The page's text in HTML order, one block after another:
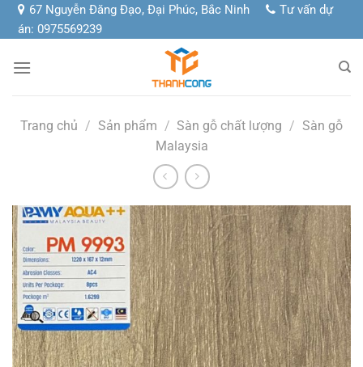
Chuyển
đến
dung
67 Nguyễn Đăng Đạo, Đại Phúc, Bắc Ninh
Tư vấn dự
án: 0975569239
Trang chủ / Sản phẩm / Sàn gỗ chất lượng / Sàn gỗ
Malaysia